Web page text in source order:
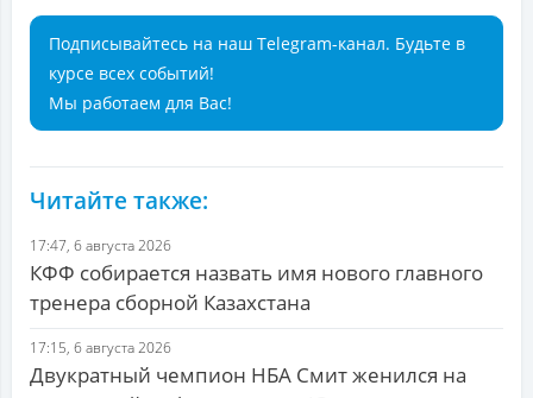
Подписывайтесь на наш Telegram-канал. Будьте в
курсе всех событий!
Мы работаем для Вас!
Читайте также:
17:47, 6 августа 2026
КФФ собирается назвать имя нового главного
тренера сборной Казахстана
17:15, 6 августа 2026
Двукратный чемпион НБА Смит женился на